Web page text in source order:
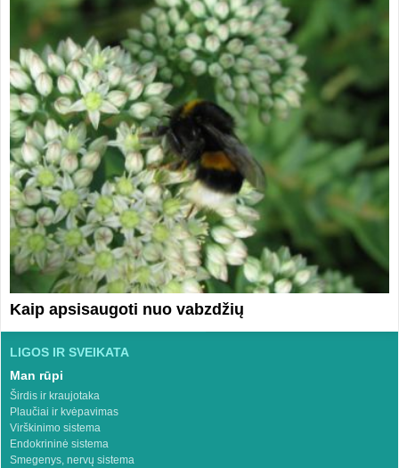
Kaip apsisaugoti nuo vabzdžių
LIGOS IR SVEIKATA
Man rūpi
Širdis ir kraujotaka
Plaučiai ir kvėpavimas
Virškinimo sistema
Endokrininė sistema
Smegenys, nervų sistema